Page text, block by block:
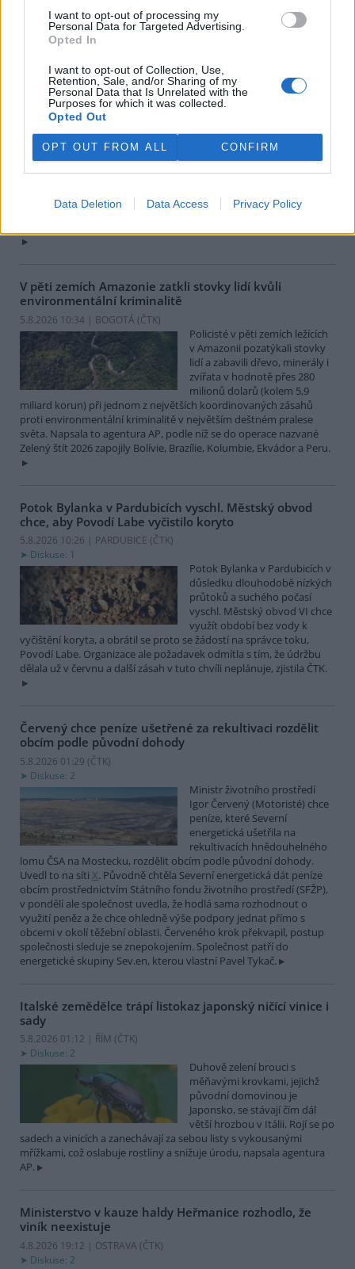
I want to opt-out of processing my
Personal Data for Targeted Advertising.
Opted In
I want to opt-out of Collection, Use,
Retention, Sale, and/or Sharing of my
Personal Data that Is Unrelated with the
Purposes for which it was collected.
Opted Out
OPT OUT FROM ALL CONFIRM
Data Deletion Data Access Privacy Policy
řeky je tak nízko, že plavidla už nemohou kvůli písčitým mělčinám
do přístavu vplouvat ani z něj vyplouvat, píše agentura AFP.
Bozkovské jeskyně na Semilsku zažívají za tropických
teplot nečekaný nápor
5.8.2026 11:20 | BOZKOV (
na Semilsku zažívají za
současných tropických teplot
nečekaný nápor. Jde sice o
Libereckém kraji, které má stálou teplotu mezi 7,5 až devíti stupni
Celsia, přesto v minulosti podle vedoucího Bozkovských jeskyní
V pěti zemích Amazonie zatkli stovky lidí kvůli
environmentální kriminalitě
5.8.2026 10:34 | BOGOTÁ (ČTK)
Policisté v pěti zemích ležících
v Amazonii pozatýkali stovky
lidí a zabavili dřevo, minerály i
zvířata v hodnotě přes 280
milionů dolarů (kolem 5,9
miliard korun) při jednom z největších koordinovaných zásahů
proti environmentální kriminalitě v největším deštném pralese
světa. Napsala to agentura AP, podle níž se do operace nazvané
Zelený štít 2026 zapojily Bolívie, Brazílie, Kolumbie, Ekvádor a Peru.
Potok Bylanka v Pardubicích vyschl. Městský obvod
chce, aby Povodí Labe vyčistilo koryto
5.8.2026 10:26 | PARDUBICE (ČTK)
Diskuse: 1
Potok Bylanka v Pardubicích v
důsledku dlouhodobě nízkých
průtoků a suchého počasí
vyschl. Městský obvod VI chce
využít období bez vody k
vyčištění koryta, a obrátil se proto se žádostí na správce toku,
Povodí Labe. Organizace ale požadavek odmítla s tím, že údržbu
dělala už v červnu a další zásah v tuto chvíli neplánuje, zjistila ČTK.
Červený chce peníze ušetřené za rekultivaci rozdělit
obcím podle původní dohody
5.8.2026 01:29 (ČTK)
Diskuse: 2
Ministr životního prostředí
Igor Červený (Motoristé) chce
peníze, které Severní
energetická ušetřila na
rekultivacích hnědouhelného
lomu ČSA na Mostecku, rozdělit obcím podle původní dohody.
Uvedl to na síti X. Původně chtěla Severní energetická dát peníze
obcím prostřednictvím Státního fondu životního prostředí (SFŽP),
v pondělí ale společnost uvedla, že hodlá sama rozhodnout o
využití peněz a že chce ohledně výše podpory jednat přímo s
obcemi v okolí těžební oblasti. Červeného krok překvapil, postup
společnosti sleduje se znepokojením. Společnost patří do
energetické skupiny Sev.en, kterou vlastní Pavel Tykač.
Italské zemědělce trápí listokaz japonský ničící vinice i
sady
5.8.2026 01:12 | ŘÍM (ČTK)
Diskuse: 2
Duhově zelení brouci s
měňavými krovkami, jejichž
původní domovinou je
Japonsko, se stávají čím dál
větší hrozbou v Itálii. Rojí se po
sadech a vinicích a zanechávají za sebou listy s vykousanými
mřížkami, což oslabuje rostliny a snižuje úrodu, napsala agentura
AP.
Ministerstvo v kauze haldy Heřmanice rozhodlo, že
viník neexistuje
4.8.2026 19:12 | OSTRAVA (ČTK)
Diskuse: 2